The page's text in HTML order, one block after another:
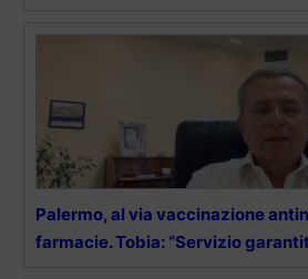
Palermo, al via vaccinazione
farmacie. Tobia: “Servizio